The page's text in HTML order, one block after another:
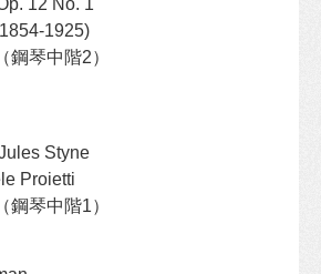
1925)
（鋼琴中階2）
Styne
Proietti
（鋼琴中階1）